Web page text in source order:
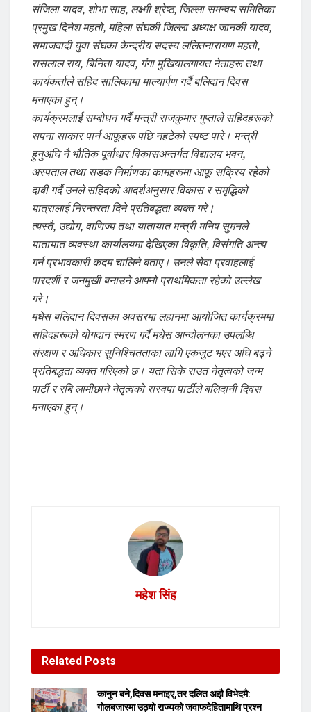
संजिला यादव, शोभा साह, लक्ष्मी श्रेष्ठ, जिल्ला समन्वय समितिका
प्रमुख दिनेश महतो, महिला संघकी जिल्ला अध्यक्ष जानकी यादव,
समाजवादी युवा संघका केन्द्रीय सदस्य ललितनारायण महतो,
रासलाल राय, बिनिता यादव, गंगा मुखियालगायत नेताहरू तथा
कार्यकर्ताले सहिद सालिकामा माल्यार्पण गर्दै बलिदान दिवस
मनाएका हुन्।
कार्यक्रमलाई सम्बोधन गर्दै मन्त्री राजकुमार गुप्ताले सहिदहरूको
सपना साकार पार्न आफूहरू पछि नहटेको स्पष्ट पारे। मन्त्री
हुनुअघि नै भौतिक पूर्वाधार विकासअन्तर्गत विद्यालय भवन,
अस्पताल तथा सडक निर्माणका कामहरूमा आफू सक्रिय रहेको
दाबी गर्दै उनले सहिदको आदर्शअनुसार विकास र समृद्धिको
यात्रालाई निरन्तरता दिने प्रतिबद्धता व्यक्त गरे।
त्यस्तै, उद्योग, वाणिज्य तथा यातायात मन्त्री मनिष सुमनले
यातायात व्यवस्था कार्यालयमा देखिएका विकृति, विसंगति अन्त्य
गर्न प्रभावकारी कदम चालिने बताए। उनले सेवा प्रवाहलाई
पारदर्शी र जनमुखी बनाउने आफ्नो प्राथमिकता रहेको उल्लेख
गरे।
मधेस बलिदान दिवसका अवसरमा लहानमा आयोजित कार्यक्रममा
सहिदहरूको योगदान स्मरण गर्दै मधेस आन्दोलनका उपलब्धि
संरक्षण र अधिकार सुनिश्चितताका लागि एकजुट भएर अघि बढ्ने
प्रतिबद्धता व्यक्त गरिएको छ। यता सिके राउत नेतृत्वको जन्म
पार्टी र रबि लामीछाने नेतृत्वको रास्वपा पार्टीले बलिदानी दिवस
मनाएका हुन्।
महेश सिंह
Related Posts
कानुन बने,दिवस मनाइए,तर दलित अझै विभेदमै:
गोलबजारमा उठ्यो राज्यको जवाफदेहितामाथि प्रश्न